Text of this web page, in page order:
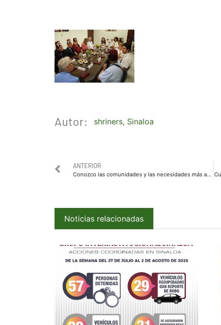
Autor: shriners, Sinaloa
ANTERIOR
Conozco las comunidades y las necesidades más apremiantes de la gente: Félix Hays
Noticias relacionadas